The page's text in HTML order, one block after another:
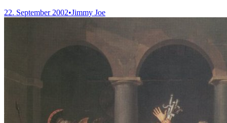
22. September 2002•Jimmy Joe